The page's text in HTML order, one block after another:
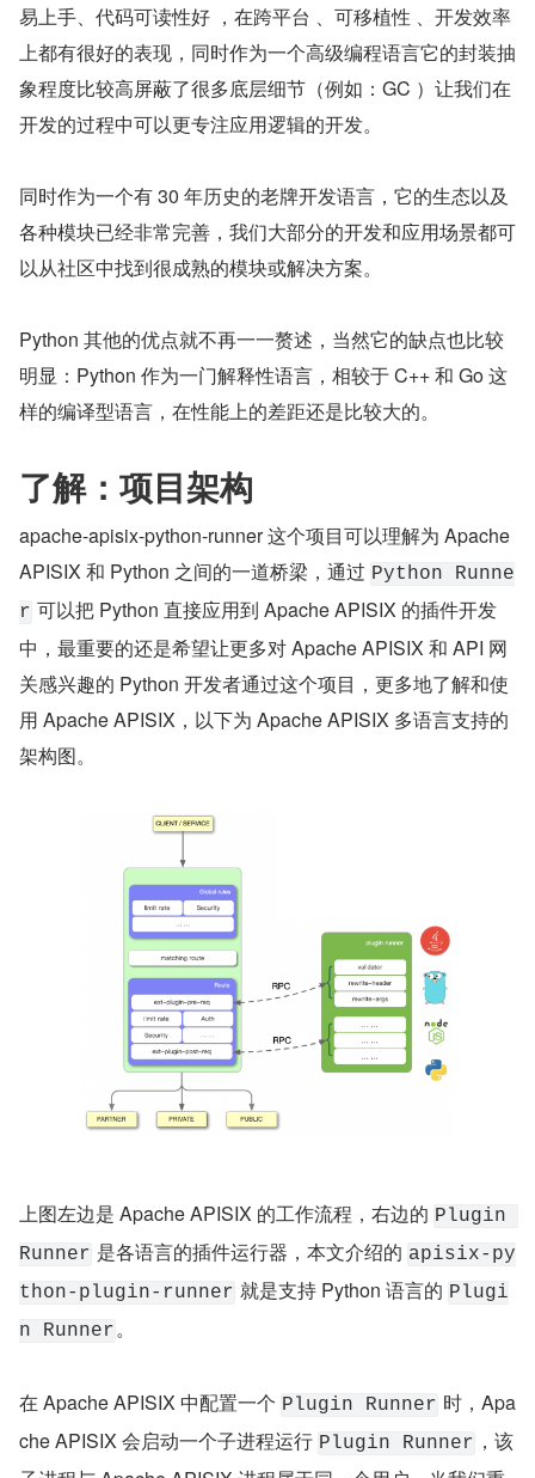
易上手、代码可读性好 ，在跨平台 、可移植性 、开发效率
上都有很好的表现，同时作为一个高级编程语言它的封装抽
象程度比较高屏蔽了很多底层细节（例如：GC ）让我们在
开发的过程中可以更专注应用逻辑的开发。
同时作为一个有 30 年历史的老牌开发语言，它的生态以及
各种模块已经非常完善，我们大部分的开发和应用场景都可
以从社区中找到很成熟的模块或解决方案。
Python 其他的优点就不再一一赘述，当然它的缺点也比较
明显：Python 作为一门解释性语言，相较于 C++ 和 Go 这
样的编译型语言，在性能上的差距还是比较大的。
了解：项目架构
apache-apisix-python-runner 这个项目可以理解为 Apache
APISIX 和 Python 之间的一道桥梁，通过 Python Runne
r 可以把 Python 直接应用到 Apache APISIX 的插件开发
中，最重要的还是希望让更多对 Apache APISIX 和 API 网
关感兴趣的 Python 开发者通过这个项目，更多地了解和使
用 Apache APISIX，以下为 Apache APISIX 多语言支持的
架构图。
上图左边是 Apache APISIX 的工作流程，右边的 Plugin
Runner 是各语言的插件运行器，本文介绍的 apisix-py
thon-plugin-runner 就是支持 Python 语言的 Plugi
n Runner 。
在 Apache APISIX 中配置一个 Plugin Runner 时，Apa
che APISIX 会启动一个子进程运行 Plugin Runner ，该